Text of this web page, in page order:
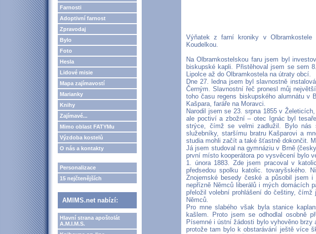
Farnosti
Adoptivní farnost
Zpravodaj
Bylo
Foto
Hesla
Lidové misie
Mapa zajímavostí
Marianky
Knihy
Zajímavé...
Mimo oblast FATYMu
Výzdoba kostelů
O nás a kontakty
Personalizace
15 nejčtenějších
AMIMS.net nabízí:
Hlavní strana apoštolát
A.M.I.M.S.
Výňatek z farní kroniky v
Koudelkou.
Na Olbramkostelskou faru jsem byl
biskupské kapli. Přistěhoval jsem se sem
Lipolce až do Olbramkostela na útraty obcí.
Dne 27. ledna jsem byl slavnostně
Černým. Slavnostní řeč pronesl můj
toho času regens biskupského alumnátu v
Kašpara, faráře na Moravci.
Narodil jsem se 23. srpna 1855 v
ale poctiví a zbožní – otec Ignác byl
strýce, čímž se velmi zadlužil. Bylo
služebníky, staršímu bratru Kašparovi a
studia mohli začít a také šťastně dokončit.
Já jsem studoval na gymnáziu v Brně
první místo kooperátora po vysvěcení bylo
1. února 1883. Zde jsem pracoval v
předsedou spolku katolic. tovaryšského.
Znojemské besedy české a působil jsem
nepřízně Němců liberálů i mých domácích
přeložil volební prohlášení do češtiny,
Němců.
Pro mne slabého však byla stanice
kašlem. Proto jsem se odhodlal osobně
Písemné i ústní žádosti bylo vyhověno
protože tam bylo k obstarávání ještě více